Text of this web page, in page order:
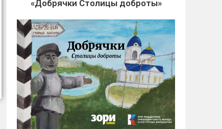
«Добрячки Столицы доброты»